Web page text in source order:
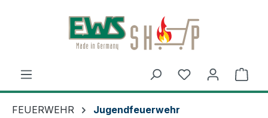
Zum Hauptinhalt springen
FEUERWEHR Jugendfeuerwehr